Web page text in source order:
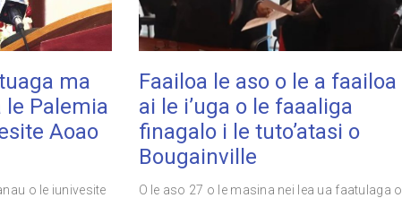
ma
le Palemia
Aoao
o le iunivesite
Faailoa le aso o le a faailoa
ai le i’uga o le faaaliga
finagalo i le tuto’atasi o
Bougainville
O le aso 27 o le masina nei lea ua faatulaga o